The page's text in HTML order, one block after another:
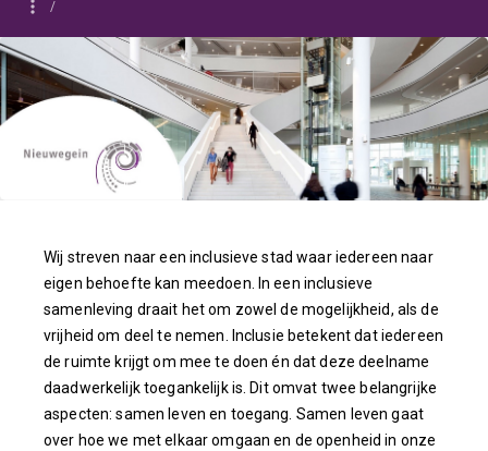
Wij streven naar een inclusieve stad waar iedereen naar
eigen behoefte kan meedoen. In een inclusieve
samenleving draait het om zowel de mogelijkheid, als de
vrijheid om deel te nemen. Inclusie betekent dat iedereen
de ruimte krijgt om mee te doen én dat deze deelname
daadwerkelijk toegankelijk is. Dit omvat twee belangrijke
aspecten: samen leven en toegang. Samen leven gaat
over hoe we met elkaar omgaan en de openheid in onze